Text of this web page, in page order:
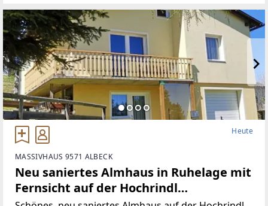
Heute
MASSIVHAUS 9571 ALBECK
Neu saniertes Almhaus in Ruhelage mit
Fernsicht auf der Hochrindl